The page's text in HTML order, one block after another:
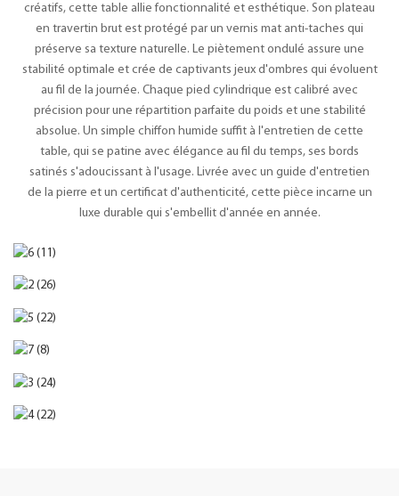
créatifs, cette table allie fonctionnalité et esthétique. Son plateau
en travertin brut est protégé par un vernis mat anti-taches qui
préserve sa texture naturelle. Le piètement ondulé assure une
stabilité optimale et crée de captivants jeux d'ombres qui évoluent
au fil de la journée. Chaque pied cylindrique est calibré avec
précision pour une répartition parfaite du poids et une stabilité
absolue. Un simple chiffon humide suffit à l'entretien de cette
table, qui se patine avec élégance au fil du temps, ses bords
satinés s'adoucissant à l'usage. Livrée avec un guide d'entretien
de la pierre et un certificat d'authenticité, cette pièce incarne un
luxe durable qui s'embellit d'année en année.